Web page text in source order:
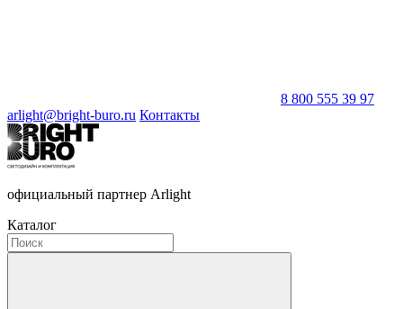
8 800 555 39 97
arlight@bright-buro.ru Контакты
официальный партнер Arlight
Каталог